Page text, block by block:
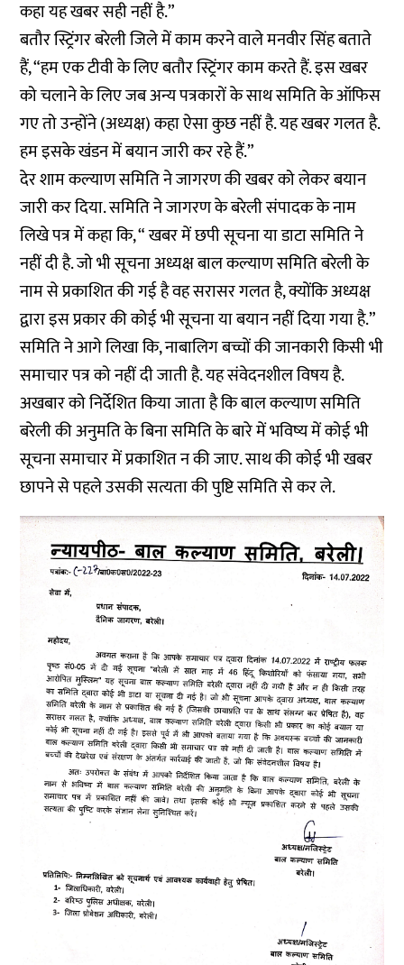
कहा यह खबर सही नहीं है.”
बतौर स्ट्रिंगर बरेली जिले में काम करने वाले मनवीर सिंह बताते
हैं, “हम एक टीवी के लिए बतौर स्ट्रिंगर काम करते हैं. इस खबर
को चलाने के लिए जब अन्य पत्रकारों के साथ समिति के ऑफिस
गए तो उन्होंने (अध्यक्ष) कहा ऐसा कुछ नहीं है. यह खबर गलत है.
हम इसके खंडन में बयान जारी कर रहे हैं.”
देर शाम कल्याण समिति ने जागरण की खबर को लेकर बयान
जारी कर दिया. समिति ने जागरण के बरेली संपादक के नाम
लिखे पत्र में कहा कि, “ खबर में छपी सूचना या डाटा समिति ने
नहीं दी है. जो भी सूचना अध्यक्ष बाल कल्याण समिति बरेली के
नाम से प्रकाशित की गई है वह सरासर गलत है, क्योंकि अध्यक्ष
द्वारा इस प्रकार की कोई भी सूचना या बयान नहीं दिया गया है.”
समिति ने आगे लिखा कि, नाबालिग बच्चों की जानकारी किसी भी
समाचार पत्र को नहीं दी जाती है. यह संवेदनशील विषय है.
अखबार को निर्देशित किया जाता है कि बाल कल्याण समिति
बरेली की अनुमति के बिना समिति के बारे में भविष्य में कोई भी
सूचना समाचार में प्रकाशित न की जाए. साथ की कोई भी खबर
छापने से पहले उसकी सत्यता की पुष्टि समिति से कर ले.